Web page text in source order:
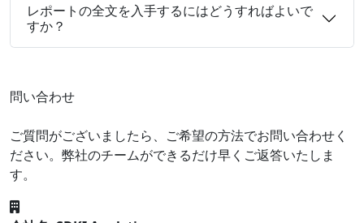
レポートの全文を入手するにはどうすればよいで
すか？
問い合わせ
ご質問がございましたら、ご希望の方法でお問い合わせく
ださい。弊社のチームができるだけ早くご返答いたしま
す。